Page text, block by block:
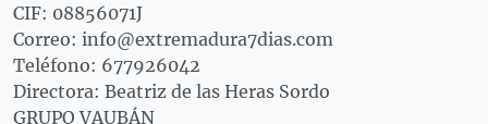
CIF: 08856071J
Correo: info@extremadura7dias.com
Teléfono: 677926042
Directora: Beatriz de las Heras Sordo
GRUPO VAUBÁN